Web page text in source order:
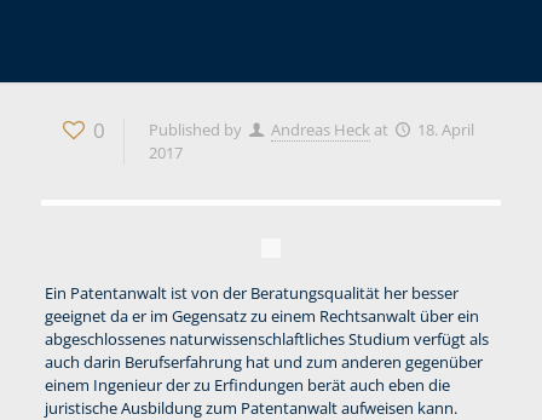
0 Published by Andreas Heckat
18. April
2017
Ein Patentanwalt ist von der Beratungsqualität her besser
geeignet da er im Gegensatz zu einem Rechtsanwalt über ein
abgeschlossenes naturwissenschlaftliches Studium verfügt als
auch darin Berufserfahrung hat und zum anderen gegenüber
einem Ingenieur der zu Erfindungen berät auch eben die
juristische Ausbildung zum Patentanwalt aufweisen kann.